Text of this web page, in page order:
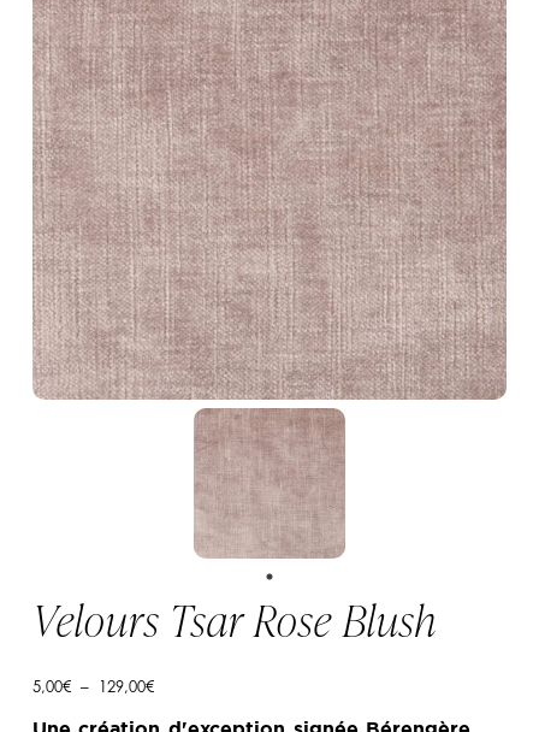
Velours Tsar Rose Blush
5,00€ – 129,00€Plage